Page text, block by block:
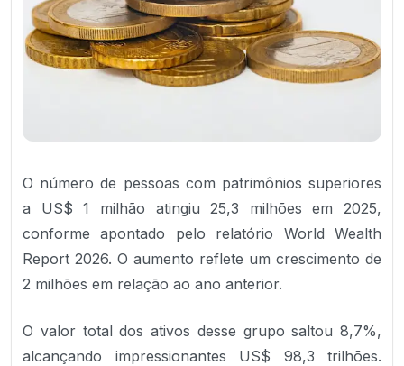
O número de pessoas com patrimônios superiores
a US$ 1 milhão atingiu 25,3 milhões em 2025,
conforme apontado pelo relatório World Wealth
Report 2026. O aumento reflete um crescimento de
2 milhões em relação ao ano anterior.
O valor total dos ativos desse grupo saltou 8,7%,
alcançando impressionantes US$ 98,3 trilhões.